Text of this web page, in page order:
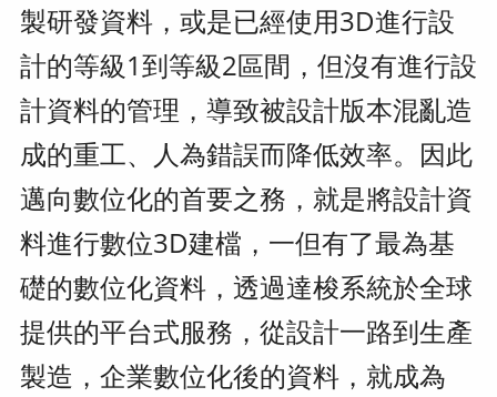
製研發資料，或是已經使用3D進行設
計的等級1到等級2區間，但沒有進行設
計資料的管理，導致被設計版本混亂造
成的重工、人為錯誤而降低效率。因此
邁向數位化的首要之務，就是將設計資
料進行數位3D建檔，一但有了最為基
礎的數位化資料，透過達梭系統於全球
提供的平台式服務，從設計一路到生產
製造，企業數位化後的資料，就成為